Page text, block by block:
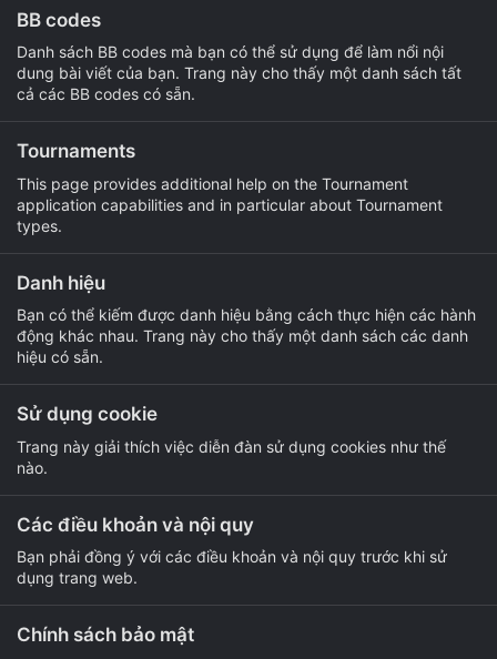
BB codes
Danh sách BB codes mà bạn có thể sử dụng để làm nổi nội
dung bài viết của bạn. Trang này cho thấy một danh sách tất
cả các BB codes có sẵn.
Tournaments
This page provides additional help on the Tournament
application capabilities and in particular about Tournament
types.
Danh hiệu
Bạn có thể kiếm được danh hiệu bằng cách thực hiện các hành
động khác nhau. Trang này cho thấy một danh sách các danh
hiệu có sẵn.
Sử dụng cookie
Trang này giải thích việc diễn đàn sử dụng cookies như thế
nào.
Các điều khoản và nội quy
Bạn phải đồng ý với các điều khoản và nội quy trước khi sử
dụng trang web.
Chính sách bảo mật